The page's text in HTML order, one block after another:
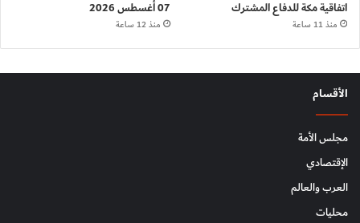
اتفاقية مكة للدفاع المشترك
منذ 11 ساعة
07 أغسطس 2026
منذ 12 ساعة
الأقسام
مجلس الأمة
الإقتصادي
العرب والعالم
محليات